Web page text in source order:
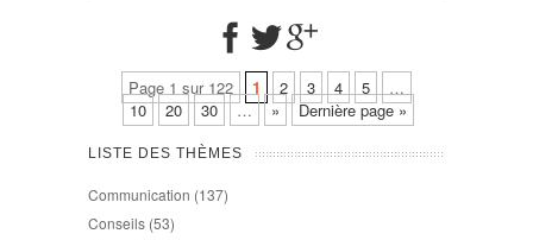
Page 1 sur 122 1 2 3 4 5
…
10
20 30 … » Dernière page »
LISTE DES THÈMES
Communication (137)
Conseils (53)